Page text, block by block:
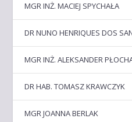
MGR INŻ. MACIEJ SPYCHAŁA
DR NUNO HENRIQUES DOS
MGR INŻ. ALEKSANDER
DR HAB. TOMASZ KRAWCZYK
MGR JOANNA BERLAK